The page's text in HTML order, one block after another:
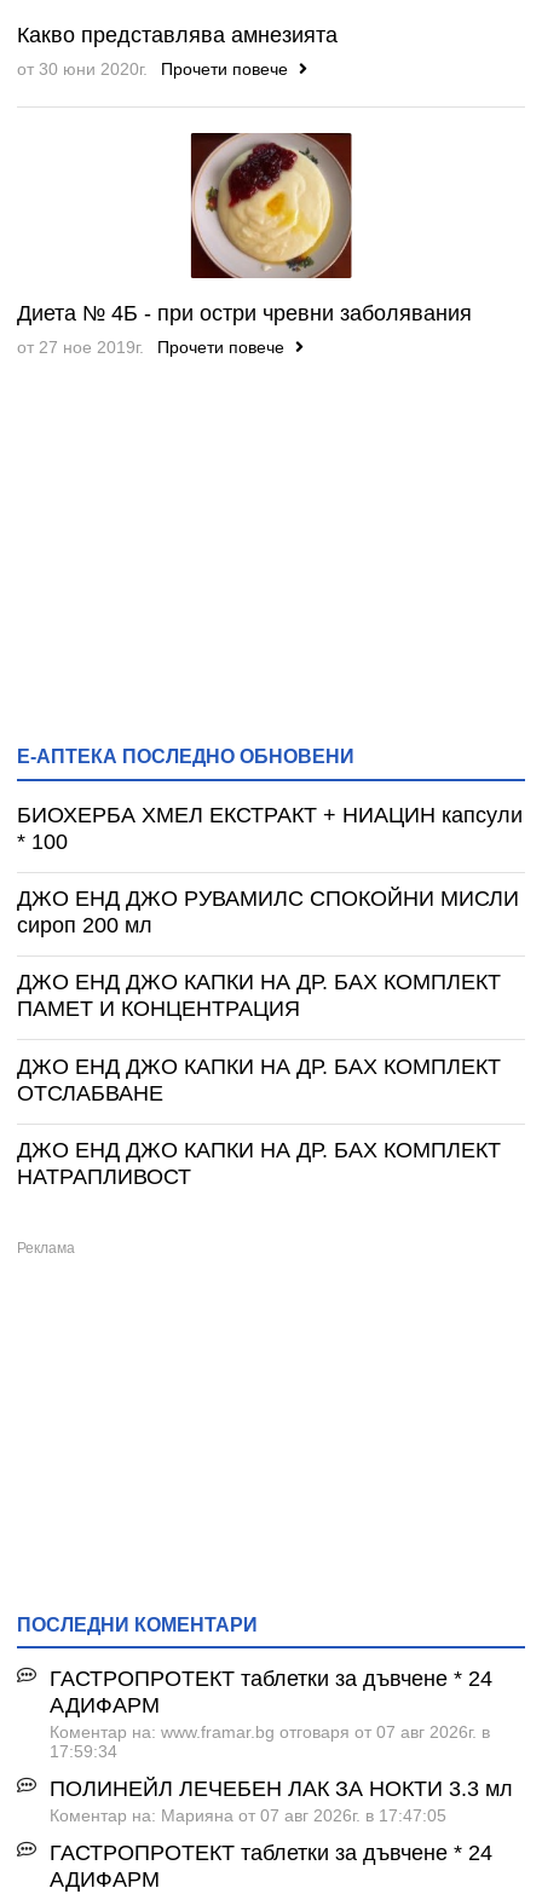
Какво представлява амнезията
от 30 юни 2020г. Прочети повече
Диета № 4Б - при остри чревни заболявания
от 27 ное 2019г. Прочети повече
Е-АПТЕКА ПОСЛЕДНО ОБНОВЕНИ
БИОХЕРБА ХМЕЛ ЕКСТРАКТ + НИАЦИН капсули
* 100
ДЖО ЕНД ДЖО РУВАМИЛС СПОКОЙНИ МИСЛИ
сироп 200 мл
ДЖО ЕНД ДЖО КАПКИ НА ДР. БАХ КОМПЛЕКТ
ПАМЕТ И КОНЦЕНТРАЦИЯ
ДЖО ЕНД ДЖО КАПКИ НА ДР. БАХ КОМПЛЕКТ
ОТСЛАБВАНЕ
ДЖО ЕНД ДЖО КАПКИ НА ДР. БАХ КОМПЛЕКТ
НАТРАПЛИВОСТ
ПОСЛЕДНИ КОМЕНТАРИ
ГАСТРОПРОТЕКТ таблетки за дъвчене * 24
АДИФАРМ
Коментар на: www.framar.bg отговаря от 07 авг 2026г. в
17:59:34
ПОЛИНЕЙЛ ЛЕЧЕБЕН ЛАК ЗА НОКТИ 3.3 мл
Коментар на: Марияна от 07 авг 2026г. в 17:47:05
ГАСТРОПРОТЕКТ таблетки за дъвчене * 24
АДИФАРМ